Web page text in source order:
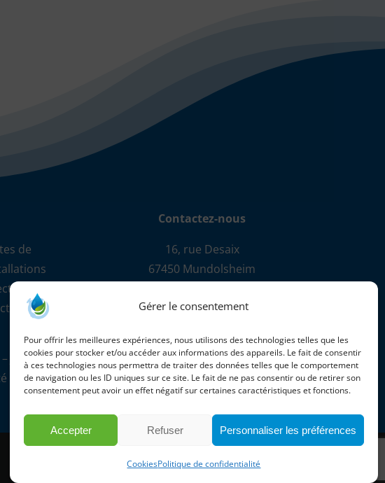
Gérer le consentement
Pour offrir les meilleures expériences, nous utilisons des technologies telles que les
cookies pour stocker et/ou accéder aux informations des appareils. Le fait de consentir
à ces technologies nous permettra de traiter des données telles que le comportement
de navigation ou les ID uniques sur ce site. Le fait de ne pas consentir ou de retirer son
consentement peut avoir un effet négatif sur certaines caractéristiques et fonctions.
Accepter Refuser Personnaliser les préférences
CookiesPolitique de confidentialité
de
de
Jean
HERLI
Contactez-nous
16, rue Desaix
67450 Mundolsheim
+33 (0)3 88 18 41 20
Chambre de commerce de Strasbourg
B384356572
TAX